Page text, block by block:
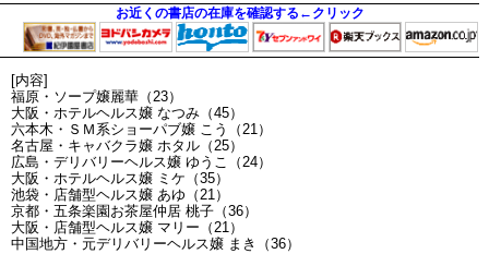
お近くの書店の在庫を確認する←クリック
[内容]
福原・ソープ嬢麗華（23）
大阪・ホテルヘルス嬢 なつみ（45）
六本木・ＳＭ系ショーパブ嬢 こう（21）
名古屋・キャバクラ嬢 ホタル（25）
広島・デリバリーヘルス嬢 ゆうこ（24）
大阪・ホテルヘルス嬢 ミケ（35）
池袋・店舗型ヘルス嬢 あゆ（21）
京都・五条楽園お茶屋仲居 桃子（36）
大阪・店舗型ヘルス嬢 マリー（21）
中国地方・元デリバリーヘルス嬢 まき（36）